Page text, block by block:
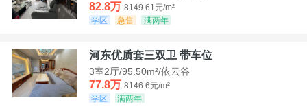
82.8万 8149.61元/m²
学区
急售 满两年
河东优质套三双卫 带车位
3室2厅/95.50m²/依云谷
77.8万 8146.6元/m²
学区
满两年